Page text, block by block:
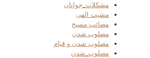
مشکلات_جوانان
مشیت الهی
مصائب مسیح
مصلوب شدن
مصلوب شدن و قیام
مصلوب_شدن